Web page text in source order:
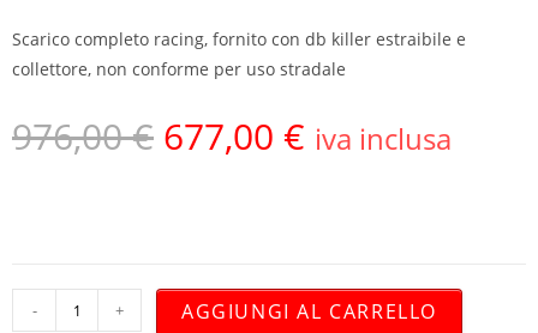
Scarico completo racing, fornito con db killer estraibile e
collettore, non conforme per uso stradale
976,00€ 677,00 € iva inclusa
- + AGGIUNGI AL CARRELLO